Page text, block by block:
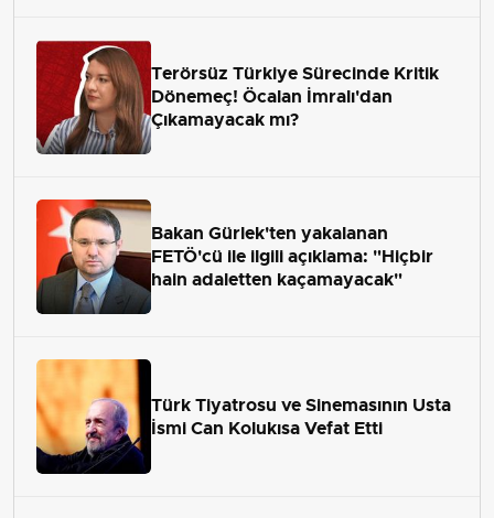
Terörsüz Türkiye Sürecinde Kritik
Dönemeç! Öcalan İmralı'dan
Çıkamayacak mı?
Bakan Gürlek'ten yakalanan
FETÖ'cü ile ilgili açıklama: "Hiçbir
hain adaletten kaçamayacak"
Türk Tiyatrosu ve Sinemasının Usta
İsmi Can Kolukısa Vefat Etti